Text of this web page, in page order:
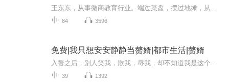
84 3596
免费|我只想安安静静当赘婿|都市生活|赘婿
39 1392